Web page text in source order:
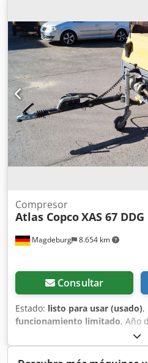
alimentación de emergencia
Voltios, 2 x 400 Voltios, núm. de
ABE y homologación
doblado, falta la cubierta de la
rejilla del ventilador. Cjdpfx
Magdeburg 8.654 km
Compresor
Atlas CopcoXAS 67 DDG
Consultar
Estado: listo para usar (usado),
funcionamiento limitado, Año
,
Compresor Atlas Copco XAS 67
2011, 1192 horas de